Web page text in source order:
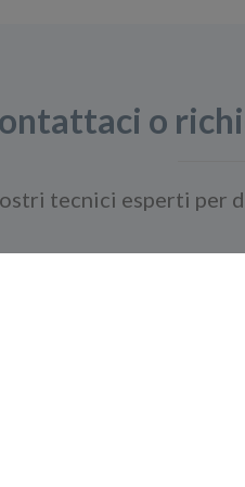
o
tecnici esperti per